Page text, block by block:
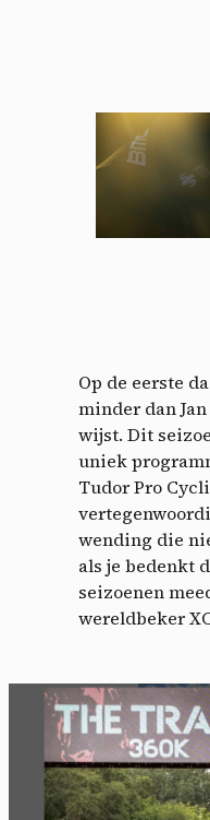
Op de eerste
minder dan
wijst. Dit
uniek
Tudor Pro
wending die
als je bedenkt
seizoenen
wereldbeker